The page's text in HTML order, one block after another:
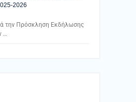
2026
την Πρόσκληση Εκδήλωσης
…